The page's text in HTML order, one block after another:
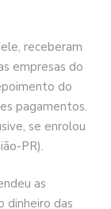
receberam
empresas do
do
pagamentos.
se enrolou
PR).
as
dinheiro das